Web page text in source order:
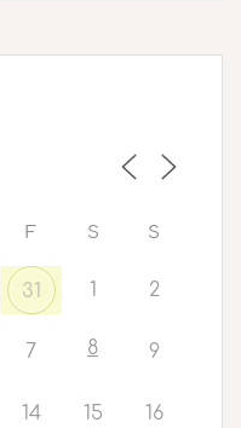
F S S
31 1 2
7 8 9
14 15 16